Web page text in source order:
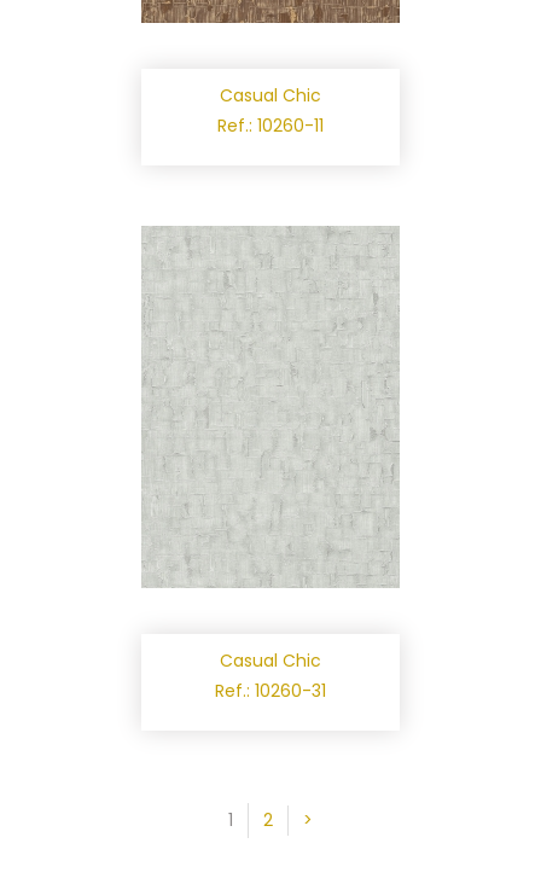
Casual Chic
Ref.: 10260-11
Casual Chic
Ref.: 10260-31
1 2 >